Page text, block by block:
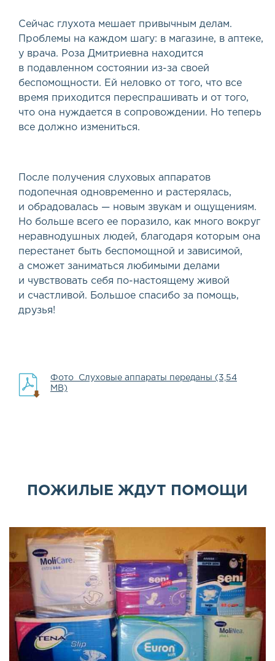
Сейчас глухота мешает привычным делам.
Проблемы на каждом шагу: в магазине, в аптеке,
у врача. Роза Дмитриевна находится
в подавленном состоянии из-за своей
беспомощности. Ей неловко от того, что все
время приходится переспрашивать и от того,
что она нуждается в сопровождении. Но теперь
все должно измениться.
После получения слуховых аппаратов
подопечная одновременно и растерялась,
и обрадовалась — новым звукам и ощущениям.
Но больше всего ее поразило, как много вокруг
неравнодушных людей, благодаря которым она
перестанет быть беспомощной и зависимой,
а сможет заниматься любимыми делами
и чувствовать себя по-настоящему живой
и счастливой. Большое спасибо за помощь,
друзья!
Фото_Слуховые аппараты переданы (3,54
MB)
ПОЖИЛЫЕ ЖДУТ ПОМОЩИ